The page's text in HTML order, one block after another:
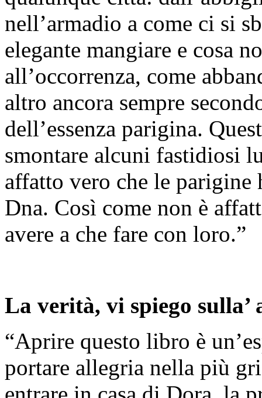
nell’armadio a come ci si
elegante mangiare e cosa
all’occorrenza, come
altro ancora sempre
dell’essenza parigina.
smontare alcuni fastidiosi
affatto vero che le parigine
Dna. Così come non è
avere a che fare con loro.”
La verità, vi spiego sulla’
“Aprire questo libro è
portare allegria nella più